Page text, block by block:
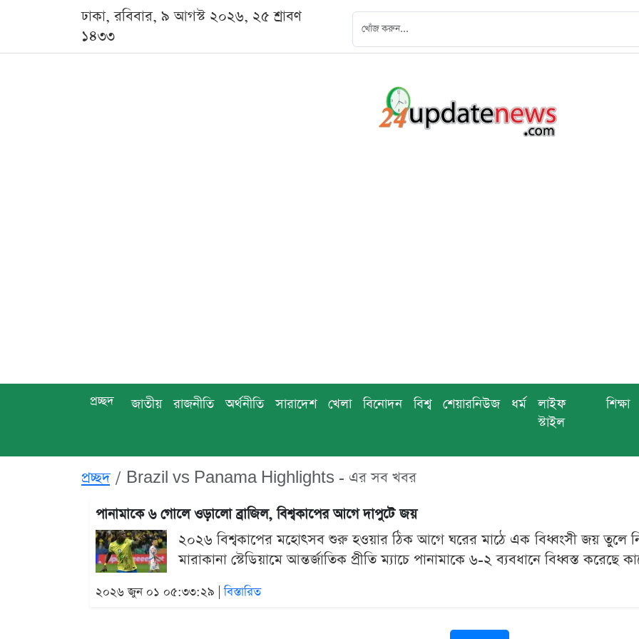
ঢাকা, রবিবার, ৯ আগস্ট ২০২৬, ২৫ শ্রাবণ
১৪৩৩
প্রচ্ছদ জাতীয় রাজনীতি অর্থনীতি সারাদেশ খেলা বিনোদন বিশ্ব শেয়ারনিউজ ধর্ম
লাইফ
স্টাইল
শিক্ষা
প্রচ্ছদ Brazil vs Panama Highlights - এর সব খবর
পানামাকে ৬ গোলে ওড়ালো ব্রাজিল, বিশ্বকাপের আগে দাপুটে জয়
২০২৬ বিশ্বকাপের মহোৎসব শুরু হওয়ার ঠিক আগে ঘরের মাঠে এক বিধ্বংসী জয় তুলে
মারাকানা স্টেডিয়ামে আন্তর্জাতিক প্রীতি ম্যাচে পানামাকে ৬-২ ব্যবধানে বিধ্বস্ত করেছে
২০২৬ জুন ০১ ০৫:৩৩:২৯ |বিস্তারিত